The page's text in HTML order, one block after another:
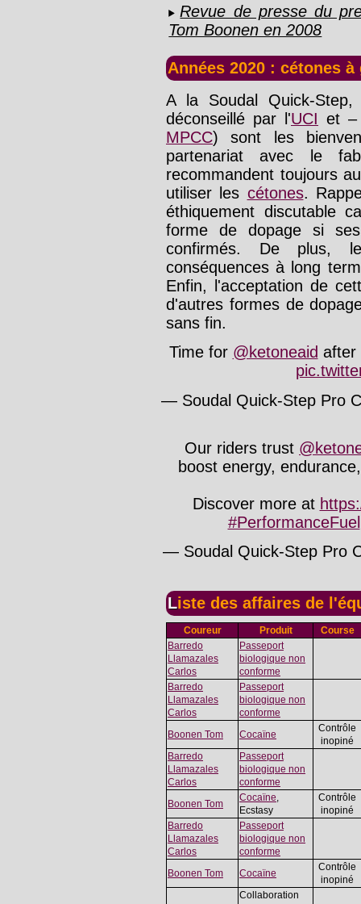
Revue de presse du
Tom Boonen en 2008
Années 2020 : cétones à
A la Soudal Quick-
déconseillé par l'UCI et –
MPCC) sont les
partenariat avec le
recommandent toujours
utiliser les cétones.
éthiquement discutable
forme de dopage si
confirmés. De plus,
conséquences à long
Enfin, l'acceptation de
d'autres formes de
sans fin.
Time for @ketoneaid after
— Soudal Quick-Step Pro
Our riders trust
boost energy,
Discover more at
#PerformanceFuel
— Soudal Quick-Step Pro
Liste des affaires de
Coureur Produit
Course
Barredo
Llamazales
Carlos
Passeport
biologique non
conforme
Barredo
Llamazales
Carlos
Passeport
biologique non
conforme
Boonen Tom
Cocaïne
Contrôle
inopiné
Barredo
Llamazales
Carlos
Passeport
biologique non
conforme
Boonen Tom
Cocaïne
Ecstasy
Contrôle
inopiné
Barredo
Llamazales
Carlos
Passeport
biologique non
conforme
Boonen Tom
Cocaïne
Contrôle
inopiné
Collaboration